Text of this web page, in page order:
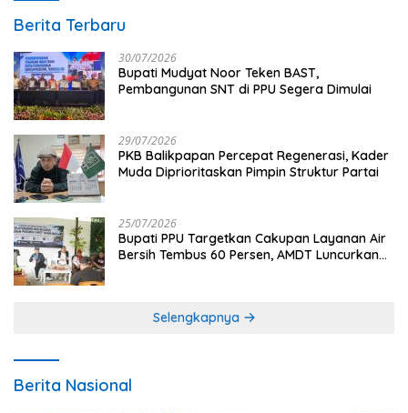
Berita Terbaru
30/07/2026
Bupati Mudyat Noor Teken BAST,
Pembangunan SNT di PPU Segera Dimulai
29/07/2026
PKB Balikpapan Percepat Regenerasi, Kader
Muda Diprioritaskan Pimpin Struktur Partai
25/07/2026
Bupati PPU Targetkan Cakupan Layanan Air
Bersih Tembus 60 Persen, AMDT Luncurkan
Selengkapnya
Berita Nasional